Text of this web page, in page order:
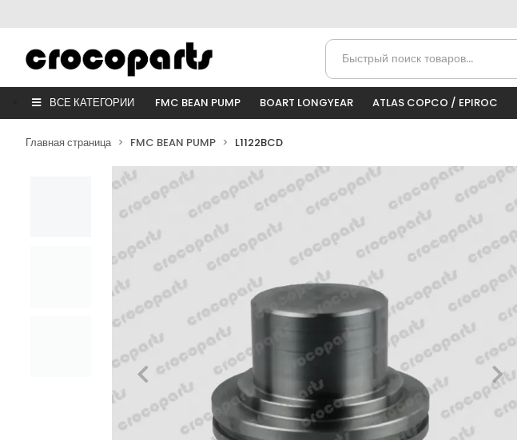
ВСЕ КАТЕГОРИИ FMC BEAN PUMP BOART LONGYEAR ATLAS COPCO / EPIROC
Главная страница FMC BEAN PUMP L1122BCD